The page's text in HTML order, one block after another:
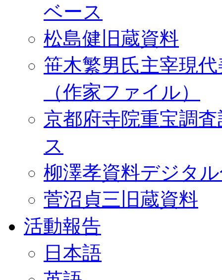
ベース
松島健旧蔵資料
笹木繁男氏主宰現
（作家ファイル）
京都府寺院重宝調
ス
柳澤孝資料デジタ
菅沼貞三旧蔵資料
活動報告
日本語